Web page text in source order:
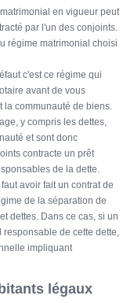
en vigueur peut
par l'un des conjoints.
régime matrimonial choisi
c'est ce régime qui
avant de vous
la communauté de biens.
y compris les dettes,
et sont donc
contracte un prêt
de la dette.
avoir fait un contrat de
de la séparation de
dettes. Dans ce cas, si un
de cette dette,
impliquant
légaux